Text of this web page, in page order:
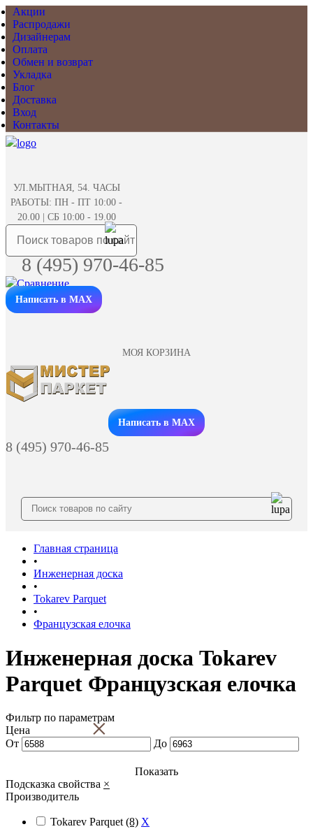
Акции
Распродажи
Дизайнерам
Оплата
Обмен и возврат
Укладка
Блог
Доставка
Вход
Контакты
УЛ.МЫТНАЯ, 54. ЧАСЫ
РАБОТЫ: ПН - ПТ 10:00 -
20.00 | СБ 10:00 - 19.00
8 (495) 970-46-85
Написать в MAX
МОЯ КОРЗИНА
Заказать звонок
Написать в MAX
8 (495) 970-46-85
Главная страница
•
Инженерная доска
•
Tokarev Parquet
•
Французская елочка
Инженерная доска Tokarev
Parquet Французская елочка
Фильтр по параметрам
×
Цена
От
До
Показать
Подсказка свойства ×
Производитель
Tokarev Parquet (8) X